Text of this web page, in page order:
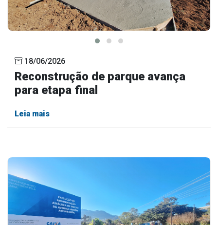
18/06/2026
Reconstrução de parque avança
para etapa final
Leia mais